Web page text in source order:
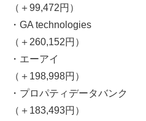
（＋99,472円）
・GA technologies
（＋260,152円）
・エーアイ
（＋198,998円）
・プロパティデータバンク
（＋183,493円）